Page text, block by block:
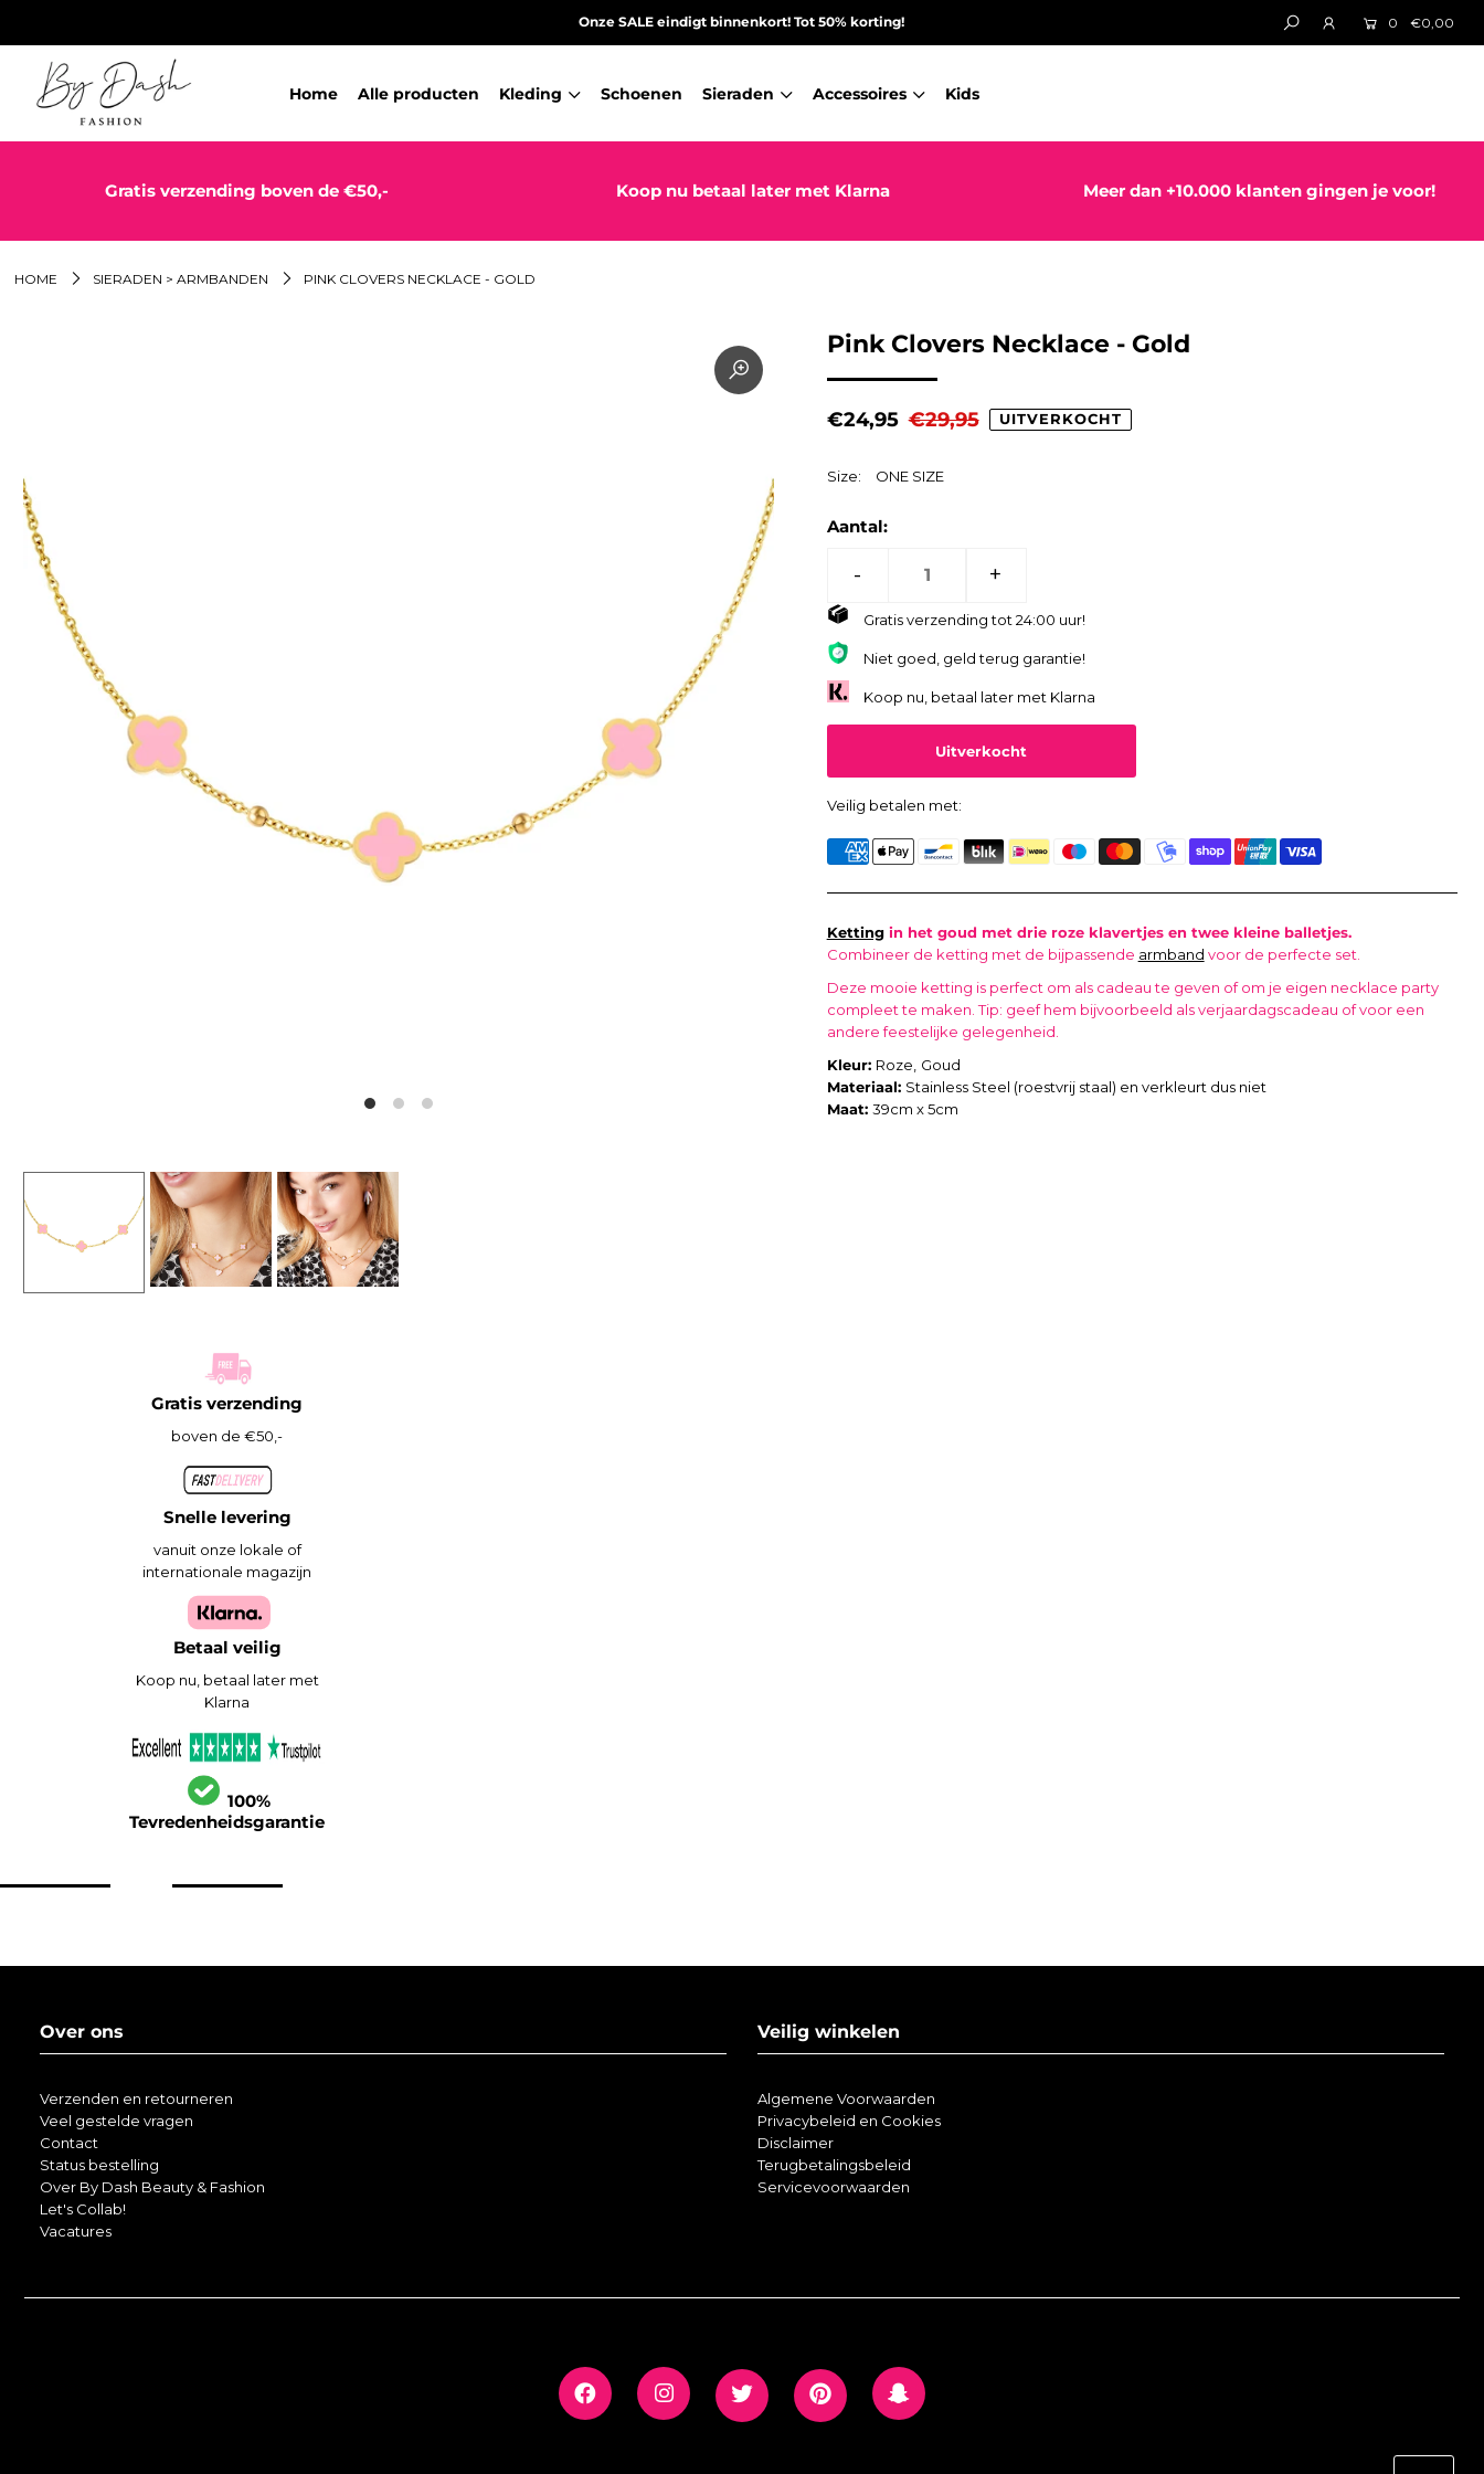
Onze SALE eindigt binnenkort! Tot 50% korting! 0 €0,00
Home Alle producten Kleding Schoenen Sieraden Accessoires Kids
Gratis verzending boven de €50,- Koop nu betaal later met Klarna Meer dan +10.000 klanten gingen je voor!
HOME SIERADEN > ARMBANDEN PINK CLOVERS NECKLACE - GOLD
Pink Clovers Necklace - Gold
€24,95 €29,95 UITVERKOCHT
Size: ONE SIZE
Aantal:
- +
Gratis verzending tot 24:00 uur!
Niet goed, geld terug garantie!
Koop nu, betaal later met Klarna
Veilig betalen met:
Kettingin het goud met drie roze klavertjesen twee kleine balletjes.
Combineer de ketting met de bijpassende armband voor de perfecte set.
Deze mooie ketting is perfect om als cadeau te geven of om je eigen necklace party
compleet te maken. Tip: geef hem bijvoorbeeld alsverjaardagscadeau of voor een
andere feestelijke gelegenheid.
Kleur: Roze, Goud
Materiaal: Stainless Steel (roestvrij staal) en verkleurt dus niet
Maat: 39cm x 5cm
Gratis verzending
boven de €50,-
Snelle levering
vanuit onze lokale of
internationale magazijn
Betaal veilig
Koop nu, betaal later met
Klarna
100%
Tevredenheidsgarantie
Over ons
Verzenden en retourneren
Veel gestelde vragen
Contact
Status bestelling
Over By Dash Beauty & Fashion
Let's Collab!
Vacatures
Veilig winkelen
Algemene Voorwaarden
Privacybeleid en Cookies
Disclaimer
Terugbetalingsbeleid
Servicevoorwaarden